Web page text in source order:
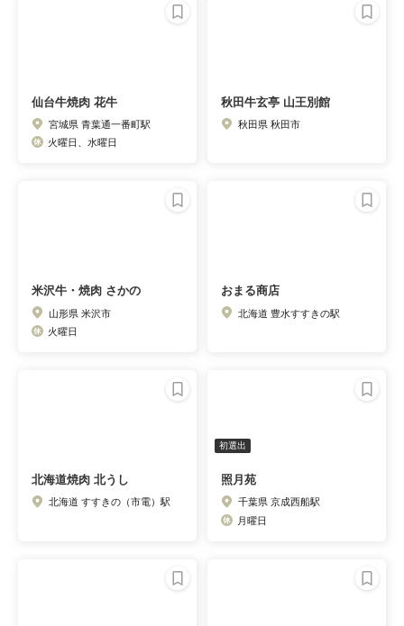
仙台牛焼肉 花牛
宮城県 青葉通一番町駅
火曜日、水曜日
秋田牛玄亭 山王別館
秋田県 秋田市
米沢牛・焼肉 さかの
山形県 米沢市
火曜日
おまる商店
北海道 豊水すすきの駅
北海道焼肉 北うし
北海道 すすきの（市電）駅
初選出
照月苑
千葉県 京成西船駅
月曜日